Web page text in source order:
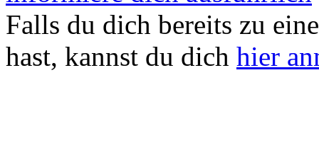
Falls du dich bereits zu
hast, kannst du dich hier